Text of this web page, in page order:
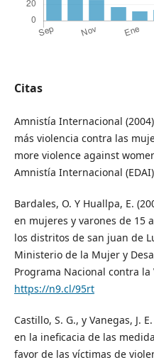
Citas
Amnistía Internacional
más violencia contra las
more violence against
Amnistía Internacional
Bardales, O. Y Huallpa, E.
en mujeres y varones de 15
los distritos de san juan de
Ministerio de la Mujer y
Programa Nacional contra la
https://n9.cl/95rt
Castillo, S. G., y Vanegas, J.
en la ineficacia de las
favor de las víctimas de